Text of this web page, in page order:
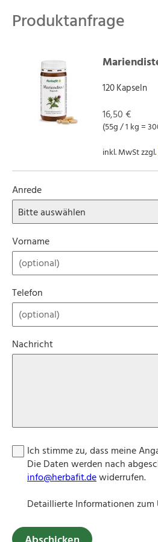
Produktanfrage
120 Kapseln
16,50 €
(55g / 1 kg =
inkl. MwSt zzgl.
Anrede
Vorname
Telefon
Nachricht
Ich stimme zu, dass meine
Die Daten werden nach
info@herbafit.dewiderrufen.
Detaillierte Informationen